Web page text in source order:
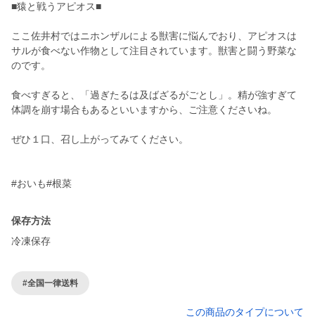
■猿と戦うアピオス■
ここ佐井村ではニホンザルによる獣害に悩んでおり、アピオスは
サルが食べない作物として注目されています。獣害と闘う野菜な
のです。
食べすぎると、「過ぎたるは及ばざるがごとし」。精が強すぎて
体調を崩す場合もあるといいますから、ご注意くださいね。
ぜひ１口、召し上がってみてください。
#おいも#根菜
保存方法
冷凍保存
#全国一律送料
この商品のタイプについて